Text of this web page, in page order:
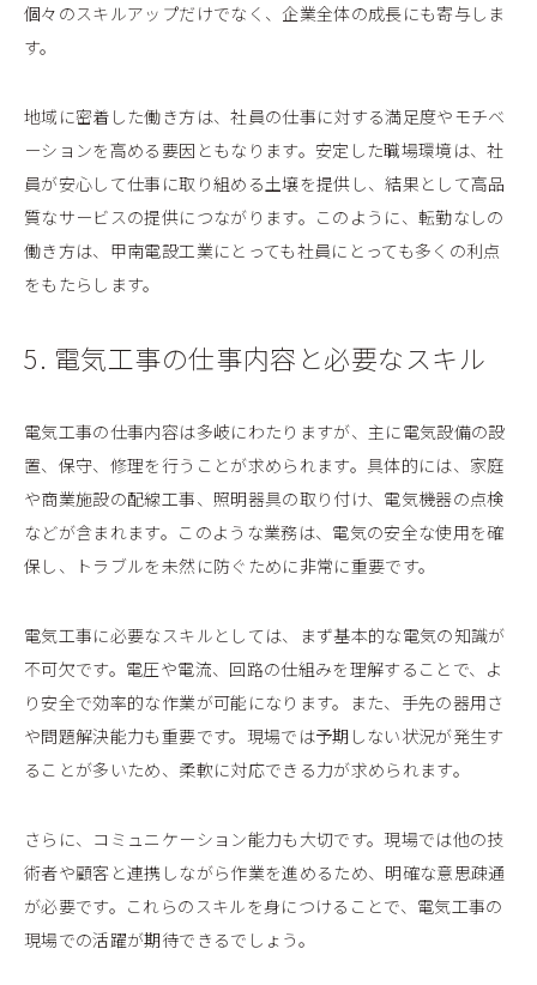
個々のスキルアップだけでなく、企業全体の成長にも寄与しま
す。
地域に密着した働き方は、社員の仕事に対する満足度やモチベ
ーションを高める要因ともなります。安定した職場環境は、社
員が安心して仕事に取り組める土壌を提供し、結果として高品
質なサービスの提供につながります。このように、転勤なしの
働き方は、甲南電設工業にとっても社員にとっても多くの利点
をもたらします。
5. 電気工事の仕事内容と必要なスキル
電気工事の仕事内容は多岐にわたりますが、主に電気設備の設
置、保守、修理を行うことが求められます。具体的には、家庭
や商業施設の配線工事、照明器具の取り付け、電気機器の点検
などが含まれます。このような業務は、電気の安全な使用を確
保し、トラブルを未然に防ぐために非常に重要です。
電気工事に必要なスキルとしては、まず基本的な電気の知識が
不可欠です。電圧や電流、回路の仕組みを理解することで、よ
り安全で効率的な作業が可能になります。また、手先の器用さ
や問題解決能力も重要です。現場では予期しない状況が発生す
ることが多いため、柔軟に対応できる力が求められます。
さらに、コミュニケーション能力も大切です。現場では他の技
術者や顧客と連携しながら作業を進めるため、明確な意思疎通
が必要です。これらのスキルを身につけることで、電気工事の
現場での活躍が期待できるでしょう。